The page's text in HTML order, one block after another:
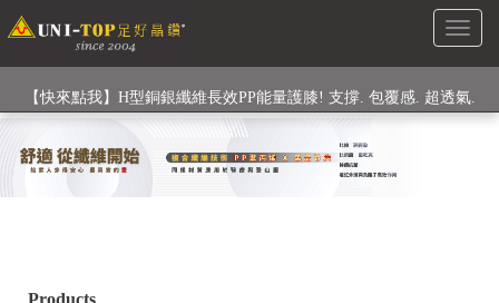
Toggle
【快來點我】H型銅銀纖維長效PP能量護膝! 支撐. 包覆感. 超透氣.
循環好
【快來點我】三金家族- 專利活氧 男女內褲系列
Products